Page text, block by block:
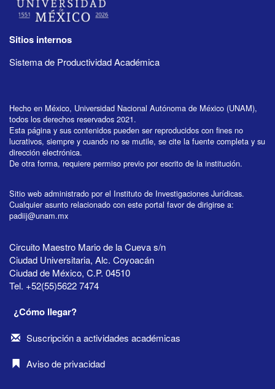
Sitios internos
Sistema de Productividad Académica
Hecho en México, Universidad Nacional Autónoma de México (UNAM),
todos los derechos reservados 2021.
Esta página y sus contenidos pueden ser reproducidos con fines no
lucrativos, siempre y cuando no se mutile, se cite la fuente completa y su
dirección electrónica.
De otra forma, requiere permiso previo por escrito de la institución.
Sitio web administrado por el Instituto de Investigaciones Jurídicas.
Cualquier asunto relacionado con este portal favor de dirigirse a:
padiij@unam.mx
Circuito Maestro Mario de la Cueva s/n
Ciudad Universitaria, Alc. Coyoacán
Ciudad de México, C.P. 04510
Tel. +52(55)5622 7474
¿Cómo llegar?
Suscripción a actividades académicas
Aviso de privacidad